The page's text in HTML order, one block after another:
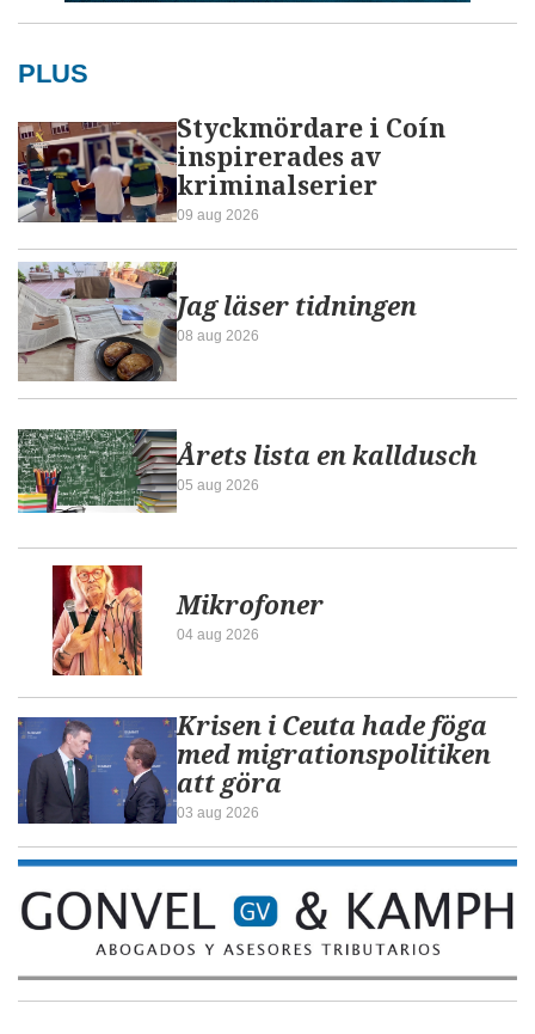
PLUS
Styckmördare i Coín
inspirerades av
kriminalserier
09 aug 2026
Jag läser tidningen
08 aug 2026
Årets lista en kalldusch
05 aug 2026
Mikrofoner
04 aug 2026
Krisen i Ceuta hade föga
med migrationspolitiken
att göra
03 aug 2026